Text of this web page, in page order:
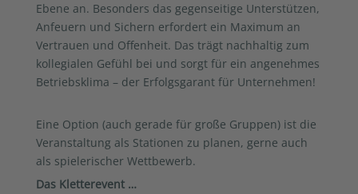
Ebene an. Besonders das gegenseitige Unterstützen,
Anfeuern und Sichern erfordert ein Maximum an
Vertrauen und Offenheit. Das trägt nachhaltig zum
kollegialen Gefühl bei und sorgt für ein angenehmes
Betriebsklima – der Erfolgsgarant für Unternehmen!
Eine Option (auch gerade für große Gruppen) ist die
Veranstaltung als Stationen zu planen, gerne auch
als spielerischer Wettbewerb.
Das Kletterevent …